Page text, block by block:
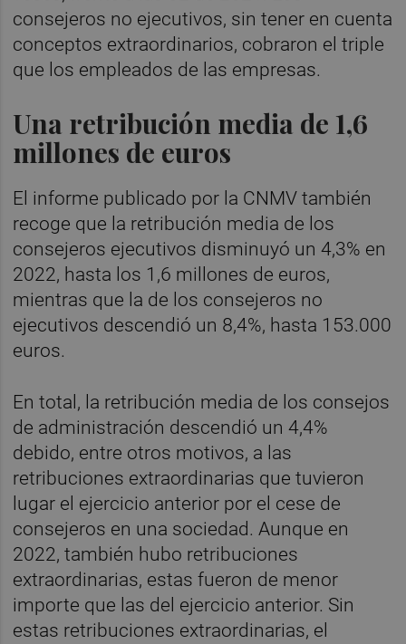
consejeros no ejecutivos, sin tener en cuenta
conceptos extraordinarios, cobraron el triple
que los empleados de las empresas.
Una retribución media de 1,6
millones de euros
El informe publicado por la CNMV también
recoge que la retribución media de los
consejeros ejecutivos disminuyó un 4,3% en
2022, hasta los 1,6 millones de euros,
mientras que la de los consejeros no
ejecutivos descendió un 8,4%, hasta 153.000
euros.
En total, la retribución media de los consejos
de administración descendió un 4,4%
debido, entre otros motivos, a las
retribuciones extraordinarias que tuvieron
lugar el ejercicio anterior por el cese de
consejeros en una sociedad. Aunque en
2022, también hubo retribuciones
extraordinarias, estas fueron de menor
importe que las del ejercicio anterior. Sin
estas retribuciones extraordinarias, el